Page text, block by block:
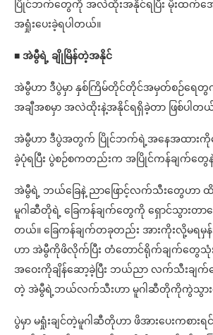
ပြိုင်ဘက်တွေကို အလဲထိုးအနိုင်ရပြီး မိုးထက်အ
အရှုံးပေးခဲ့ရပါတယ်။
■ အဲမွီရဲ့ ချိုမြိန်တဲ့အနိုင်
အဲမွီဟာ ဒီပွဲမှာ နှစ်ကြိမ်တိုင်တိုင်အမှတ်စဉ်ရေတွ
အချီအစမှာ အလဲထိုးနဲ့အနိုင်ရရှိခဲ့တာ ဖြစ်ပါတ
အဲမွီဟာ ဒီပွဲအတွက် ပြိုင်ဘက်ရဲ့အနေအထားကို
ခဲ့ပုံရပြီး ပွဲစဉ်စကတည်းက အပြိုင်ကန်ချက်တွေ
အဲမွီရဲ့ ဘယ်ခြေနဲ့ ညာဖြောင့်လက်သီးတွေဟာ ထိ
မူဂါဆီတိုရဲ့ ခြေကန်ချက်တွေကို ရှောင်သွားတာတွ
တယ်။ ခြေကန်ချက်တခုတည်း အားကိုးလို့မရမှ
ဟာ အဲမွီကိုဖိလိုက်ပြီး တံတောင်ရိုက်ချက်တွေသုံ
အဝေးကိုချိန်ဆော့ခဲ့ပြီး ဘယ်ညာ လက်သီးချ
တဲ့ အဲမွီရဲ့ဘယ်လက်သီးဟာ မူဂါဆီတိုကိုကွဲသွား
ပွဲမှာ မရှုံးချင်တဲ့မူဂါဆီတိုဟာ ဖိအားပေးကစား